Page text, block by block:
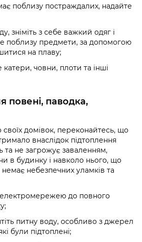
поблизу постраждалих, надайте
зніміть з себе важкий одяг і
поблизу предмети, за допомогою
на плаву;
човни, плоти та інші
повені, паводка,
домівок, переконайтесь, що
внаслідок підтоплення
та не загрожує заваленням,
в будинку і навколо нього, що
небезпечних уламків та
до повного
питну воду, особливо з джерел
були підтоплені;